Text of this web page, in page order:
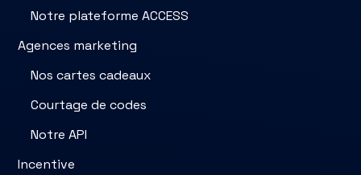
Notre plateforme ACCESS
Agences marketing
Nos cartes cadeaux
Courtage de codes
Notre API
Incentive